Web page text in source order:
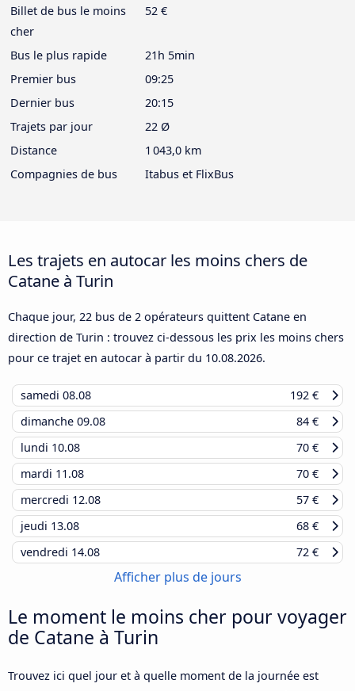
Billet de bus le moins
cher
52 €
Bus le plus rapide
21h 5min
Premier bus
09:25
Dernier bus
20:15
Trajets par jour
22 Ø
Distance
1 043,0 km
Compagnies de bus
Itabus et FlixBus
Les trajets en autocar les moins chers de
Catane à Turin
Chaque jour, 22 bus de 2 opérateurs quittent Catane en
direction de Turin : trouvez ci-dessous les prix les moins chers
pour ce trajet en autocar à partir du 10.08.2026.
samedi 08.08
192 €
dimanche 09.08
84 €
lundi 10.08
70 €
mardi 11.08
70 €
mercredi 12.08
57 €
jeudi 13.08
68 €
vendredi 14.08 72 €
Afficher plus de jours
Le moment le moins cher pour voyager
de Catane à Turin
Trouvez ici quel jour et à quelle moment de la journée est